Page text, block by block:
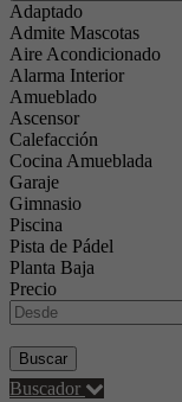
Adaptado
Admite Mascotas
Aire Acondicionado
Alarma Interior
Amueblado
Ascensor
Calefacción
Cocina Amueblada
Garaje
Gimnasio
Piscina
Pista de Pádel
Planta Baja
Precio
Buscar
Buscador